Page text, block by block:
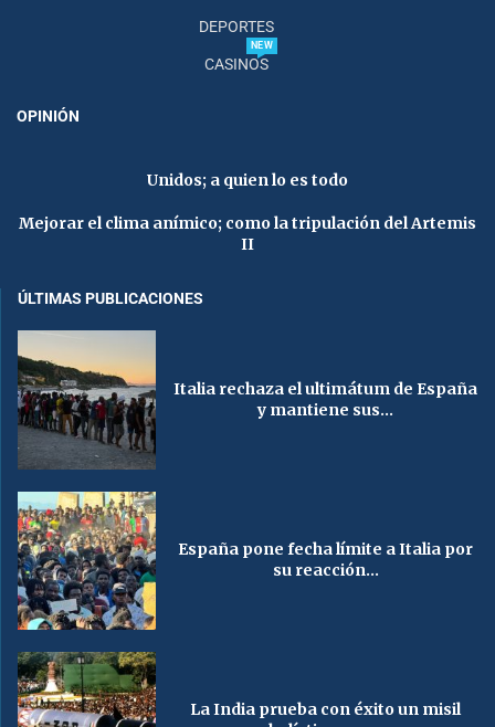
DEPORTES
CASINOS
NEW
OPINIÓN
Unidos; a quien lo es todo
Mejorar el clima anímico; como la tripulación del Artemis
II
ÚLTIMAS PUBLICACIONES
Italia rechaza el ultimátum de España
y mantiene sus...
España pone fecha límite a Italia por
su reacción...
La India prueba con éxito un misil